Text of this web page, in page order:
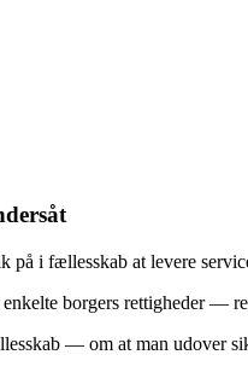
på i fællesskab at levere
borgers rettigheder
–– om at man udover